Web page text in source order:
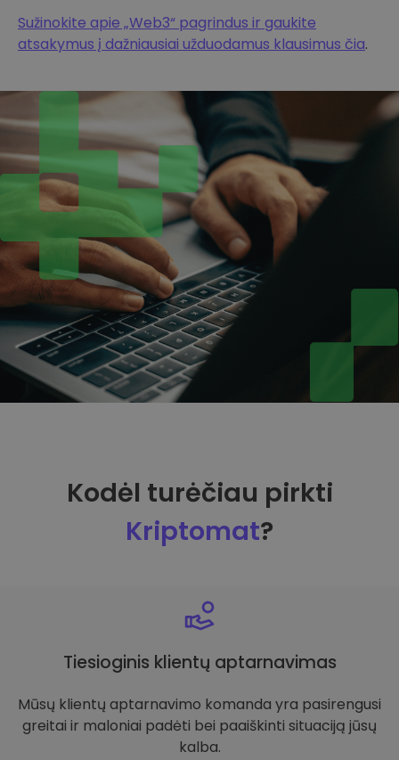
Sužinokite apie „Web3“ pagrindus ir gaukite
atsakymus į dažniausiai užduodamus klausimus čia.
Kodėl turėčiau pirkti
Kriptomat?
Tiesioginis klientų aptarnavimas
Mūsų klientų aptarnavimo komanda yra pasirengusi
greitai ir maloniai padėti bei paaiškinti situaciją jūsų
kalba.